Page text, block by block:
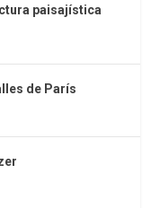
paisajística
de París